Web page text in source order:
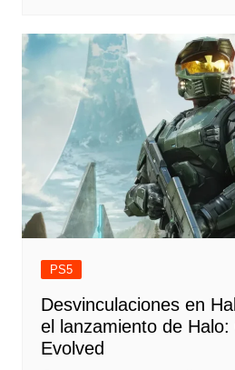
PS5
Desvinculaciones en
el lanzamiento de Halo:
Evolved